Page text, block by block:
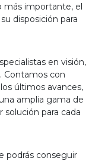
más importante, el
disposición para
en visión,
Contamos con
últimos avances,
amplia gama de
solución para cada
podrás conseguir